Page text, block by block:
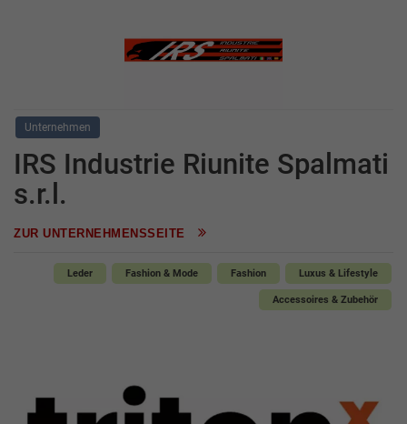
Unternehmen
IRS Industrie Riunite Spalmati
s.r.l.
ZUR UNTERNEHMENSSEITE
Leder Fashion & Mode Fashion Luxus & Lifestyle
Accessoires & Zubehör